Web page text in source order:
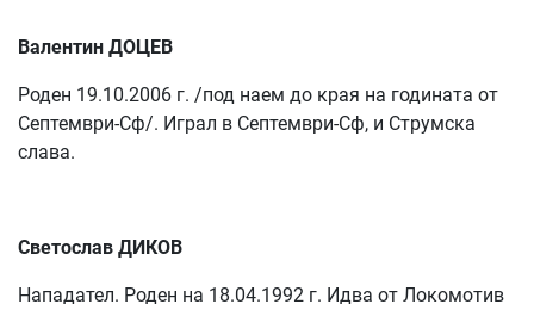
Валентин ДОЦЕВ
Роден 19.10.2006 г. /под наем до края на годината от
Септември-Сф/. Играл в Септември-Сф, и Струмска
слава.
Светослав ДИКОВ
Нападател. Роден на 18.04.1992 г. Идва от Локомотив